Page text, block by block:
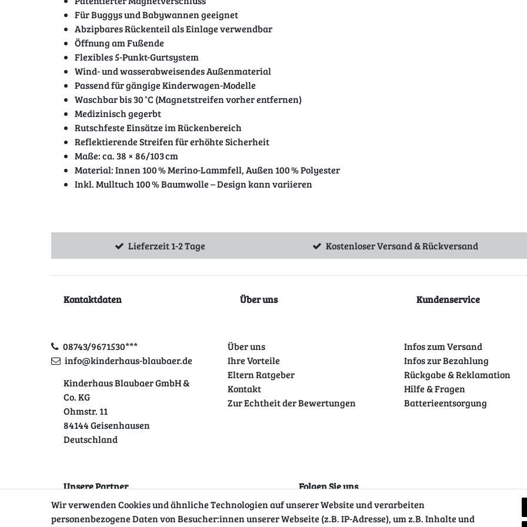
Für Buggys und Babywannen geeignet
Abzipbares Rückenteil als Einlage verwendbar
Öffnung am Fußende
Flexibles 5-Punkt-Gurtsystem
Wind- und wasserabweisendes Außenmaterial
Passend für gängige Kinderwagen-Modelle
Waschbar bis 30 °C (Magnetstreifen vorher entfernen)
Medizinisch gegerbt
Rutschfeste Einsätze im Rückenbereich
Reflektierende Streifen für erhöhte Sicherheit
Maße: ca. 38 × 86/103 cm
Material: Innen 100 % Merino-Lammfell, Außen 100 % Polyester
Inkl. Mulltuch 100 % Baumwolle – Design kann variieren
Lieferzeit 1-2 Tage Kostenloser Versand & Rückversand
Kontaktdaten
08743/9671530***
info@kinderhaus-blaubaer.de
Kinderhaus Blaubaer GmbH &
Co. KG
Ohmstr. 11
84144 Geisenhausen
Deutschland
Über uns
Über uns
Ihre Vorteile
Eltern Ratgeber
Kontakt
Zur Echtheit der Bewertungen
Kundenservice
Infos zum Versand
Infos zur Bezahlung
Rückgabe & Reklamation
Hilfe & Fragen
Batterieentsorgung
Unsere Partner Folgen Sie uns
Wir verwenden Cookies und ähnliche Technologien auf unserer Website und verarbeiten
personenbezogene Daten von Besucher:innen unserer Webseite (z.B. IP-Adresse), um z.B. Inhalte und